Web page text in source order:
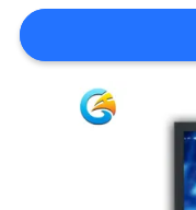
PRIVACY
POLICY